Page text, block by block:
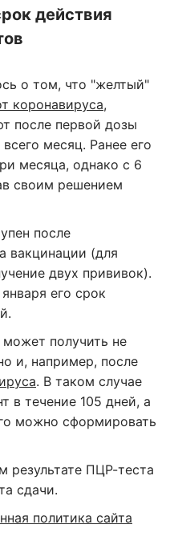
действия
о том, что "желтый"
коронавируса,
после первой дозы
месяц. Ранее его
месяца, однако с 6
своим решением
после
вакцинации (для
двух прививок).
его срок
может получить не
и, например, после
. В таком случае
в течение 105 дней, а
можно сформировать
результате ПЦР-теста
сдачи.
политика сайта